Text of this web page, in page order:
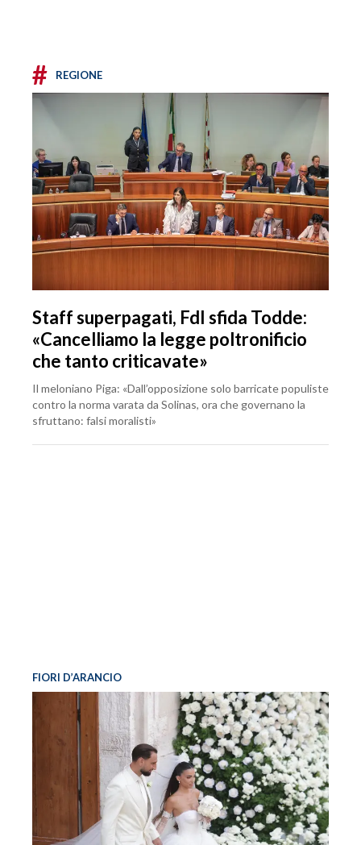
# REGIONE
Staff superpagati, FdI sfida Todde:
«Cancelliamo la legge poltronificio
che tanto criticavate»
Il meloniano Piga: «Dall’opposizione solo barricate populiste
contro la norma varata da Solinas, ora che governano la
sfruttano: falsi moralisti»
FIORI D’ARANCIO